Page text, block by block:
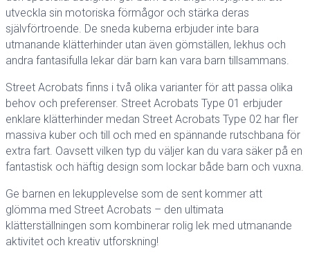
utveckla sin motoriska förmågor och stärka deras
självförtroende. De sneda kuberna erbjuder inte bara
utmanande klätterhinder utan även gömställen, lekhus och
andra fantasifulla lekar där barn kan vara barn tillsammans.
Street Acrobats finns i två olika varianter för att passa olika
behov och preferenser. Street Acrobats Type 01 erbjuder
enklare klätterhinder medan Street Acrobats Type 02 har fler
massiva kuber och till och med en spännande rutschbana för
extra fart. Oavsett vilken typ du väljer kan du vara säker på en
fantastisk och häftig design som lockar både barn och vuxna.
Ge barnen en lekupplevelse som de sent kommer att
glömma med Street Acrobats – den ultimata
klätterställningen som kombinerar rolig lek med utmanande
aktivitet och kreativ utforskning!